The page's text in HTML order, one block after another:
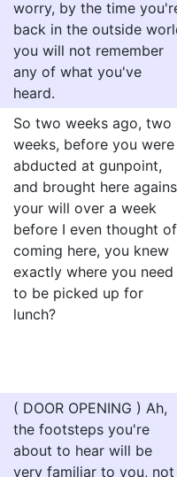
worry, by the time
back in the outside
you will not remember
any of what you've
heard.
So two weeks ago, two
weeks, before you were
abducted at gunpoint,
and brought here
your will over a week
before I even thought of
coming here, you knew
exactly where you need
to be picked up for
lunch?
( DOOR OPENING ) Ah,
the footsteps you're
about to hear will be
very familiar to you, not